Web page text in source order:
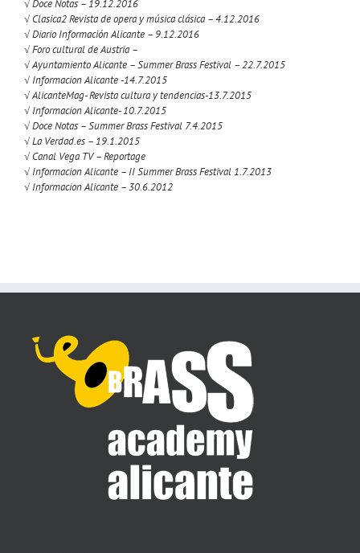
√ Doce Notas – 19.12.2016
√ Clasica2 Revista de opera y música clásica – 4.12.2016
√ Diario Información Alicante – 9.12.2016
√ Foro cultural de Austria –
√ Ayuntamiento Alicante – Summer Brass Festival – 22.7.2015
√ Informacion Alicante -14.7.2015
√ AlicanteMag- Revista cultura y tendencias-13.7.2015
√ Informacion Alicante- 10.7.2015
√ Doce Notas – Summer Brass Festival 7.4.2015
√ La Verdad.es – 19.1.2015
√ Canal Vega TV – Reportage
√ Informacion Alicante – II Summer Brass Festival 1.7.2013
√ Informacion Alicante – 30.6.2012